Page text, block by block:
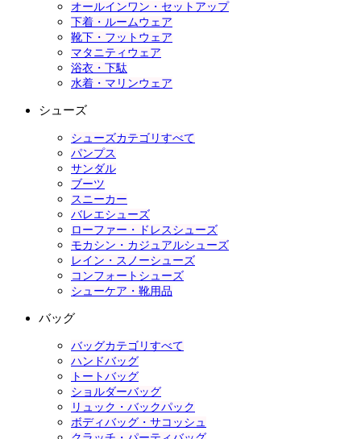
オールインワン・セットアップ
下着・ルームウェア
靴下・フットウェア
マタニティウェア
浴衣・下駄
水着・マリンウェア
シューズ
シューズカテゴリすべて
パンプス
サンダル
ブーツ
スニーカー
バレエシューズ
ローファー・ドレスシューズ
モカシン・カジュアルシューズ
レイン・スノーシューズ
コンフォートシューズ
シューケア・靴用品
バッグ
バッグカテゴリすべて
ハンドバッグ
トートバッグ
ショルダーバッグ
リュック・バックパック
ボディバッグ・サコッシュ